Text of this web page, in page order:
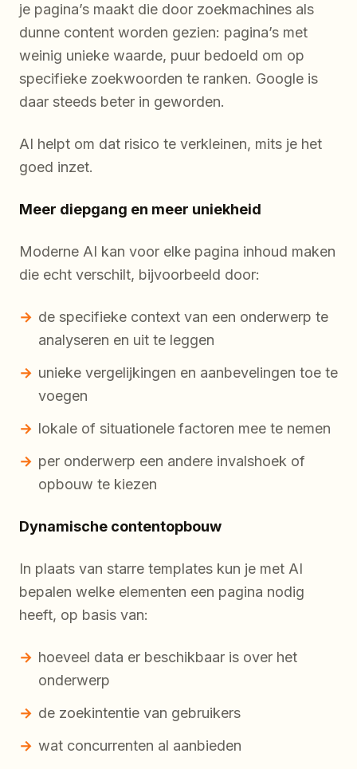
je pagina’s maakt die door zoekmachines als
dunne content worden gezien: pagina’s met
weinig unieke waarde, puur bedoeld om op
specifieke zoekwoorden te ranken. Google is
daar steeds beter in geworden.
AI helpt om dat risico te verkleinen, mits je het
goed inzet.
Meer diepgang en meer uniekheid
Moderne AI kan voor elke pagina inhoud maken
die echt verschilt, bijvoorbeeld door:
de specifieke context van een onderwerp te
analyseren en uit te leggen
unieke vergelijkingen en aanbevelingen toe te
voegen
lokale of situationele factoren mee te nemen
per onderwerp een andere invalshoek of
opbouw te kiezen
Dynamische contentopbouw
In plaats van starre templates kun je met AI
bepalen welke elementen een pagina nodig
heeft, op basis van:
hoeveel data er beschikbaar is over het
onderwerp
de zoekintentie van gebruikers
wat concurrenten al aanbieden